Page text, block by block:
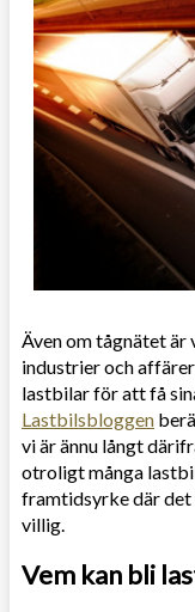
Även om tågnätet är
industrier och
lastbilar för att få
Lastbilsbloggen
vi är ännu långt
otroligt många
framtidsyrke där det
villig.
Vem kan bli